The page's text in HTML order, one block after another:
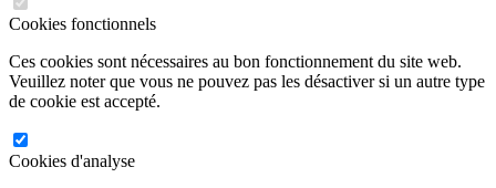
Cookies fonctionnels
Ces cookies sont nécessaires au bon fonctionnement du site web.
Veuillez noter que vous ne pouvez pas les désactiver si un autre type
de cookie est accepté.
Cookies d'analyse